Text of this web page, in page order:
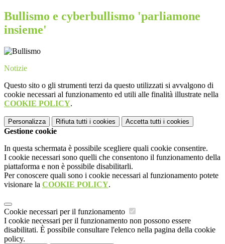
Bullismo e cyberbullismo 'parliamone
insieme'
Notizie
Questo sito o gli strumenti terzi da questo utilizzati si avvalgono di
cookie necessari al funzionamento ed utili alle finalità illustrate nella
COOKIE POLICY.
Personalizza Rifiuta tutti i cookies Accetta tutti i cookies
Gestione cookie
In questa schermata è possibile scegliere quali cookie consentire.
I cookie necessari sono quelli che consentono il funzionamento della
piattaforma e non è possibile disabilitarli.
Per conoscere quali sono i cookie necessari al funzionamento potete
visionare la COOKIE POLICY.
Cookie necessari per il funzionamento
I cookie necessari per il funzionamento non possono essere
disabilitati. È possibile consultare l'elenco nella pagina della cookie
policy.